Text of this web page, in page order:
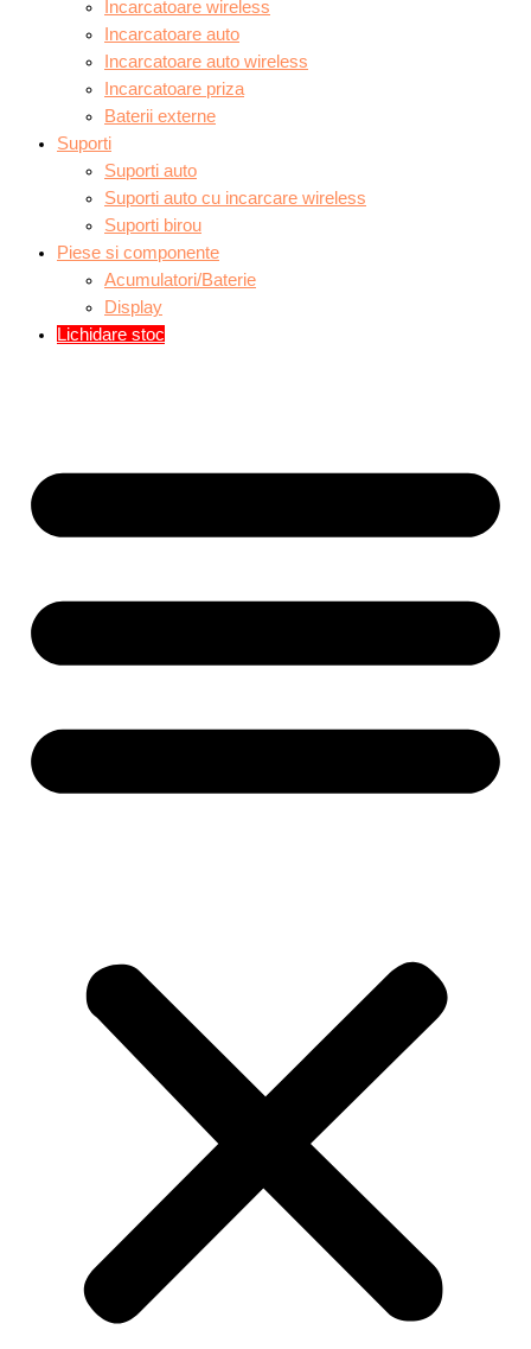
Incarcatoare wireless
Incarcatoare auto
Incarcatoare auto wireless
Incarcatoare priza
Baterii externe
Suporti
Suporti auto
Suporti auto cu incarcare wireless
Suporti birou
Piese si componente
Acumulatori/Baterie
Display
Lichidare stoc